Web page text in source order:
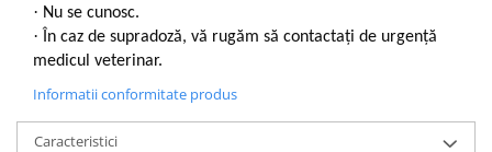
· Nu se cunosc.
· În caz de supradoză, vă rugăm să contactați de urgență
medicul veterinar.
Informatii conformitate produs
Caracteristici